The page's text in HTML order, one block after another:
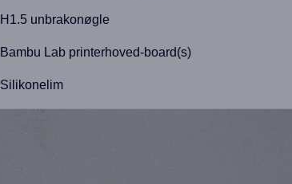
H1.5 unbrakonøgle
Bambu Lab printerhoved-board(s)
Silikonelim